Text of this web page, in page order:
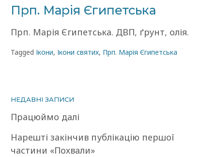
Прп. Марія Єгипетська
Прп. Марія Єгипетська. ДВП, ґрунт, олія.
Tagged Ікони, Ікони святих, Прп. Марія Єгипетська
НЕДАВНІ ЗАПИСИ
Працюймо далі
Нарешті закінчив публікацію першої
частини «Похвали»